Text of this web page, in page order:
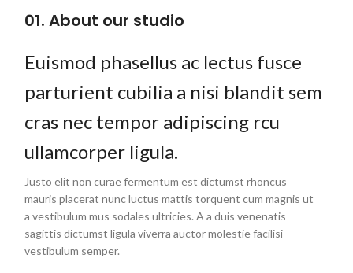
01. About our studio
Euismod phasellus ac lectus fusce
parturient cubilia a nisi blandit sem
cras nec tempor adipiscing rcu
ullamcorper ligula.
Justo elit non curae fermentum est dictumst rhoncus
mauris placerat nunc luctus mattis torquent cum magnis ut
a vestibulum mus sodales ultricies. A a duis venenatis
sagittis dictumst ligula viverra auctor molestie facilisi
vestibulum semper.